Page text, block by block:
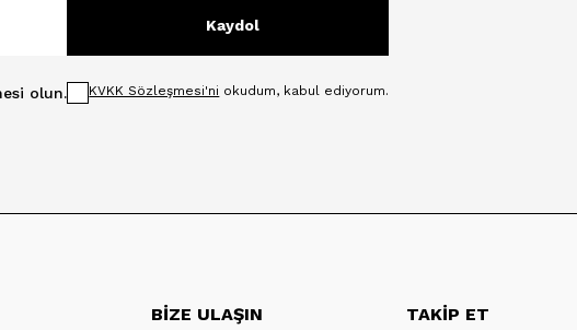
olun.
Kaydol
KVKK Sözleşmesi'ni okudum, kabul ediyorum.
BİZE ULAŞIN TAKİP ET